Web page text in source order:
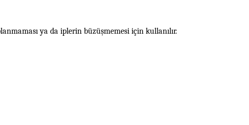
ya da iplerin büzüşmemesi için kullanılır.